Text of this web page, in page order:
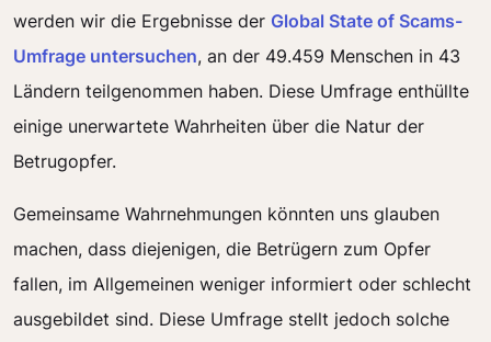
werden wir die Ergebnisse der Global State of Scams-
Umfrage untersuchen, an der 49.459 Menschen in 43
Ländern teilgenommen haben. Diese Umfrage enthüllte
einige unerwartete Wahrheiten über die Natur der
Betrugopfer.
Gemeinsame Wahrnehmungen könnten uns glauben
machen, dass diejenigen, die Betrügern zum Opfer
fallen, im Allgemeinen weniger informiert oder schlecht
ausgebildet sind. Diese Umfrage stellt jedoch solche